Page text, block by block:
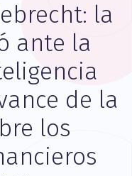
la
ante la
de la
los